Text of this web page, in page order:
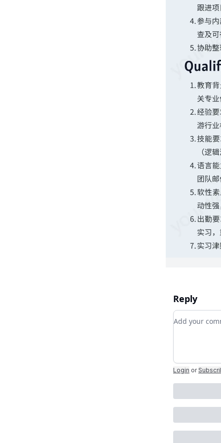
Reply
Add your
Login or